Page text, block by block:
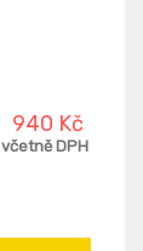
940 Kč
včetně DPH